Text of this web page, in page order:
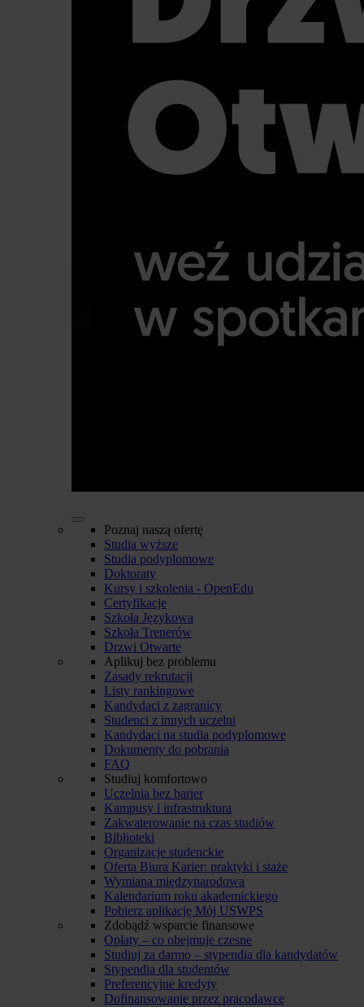
Poznaj naszą ofertę
Studia wyższe
Studia podyplomowe
Doktoraty
Kursy i szkolenia - OpenEdu
Certyfikacje
Szkoła Językowa
Szkoła Trenerów
Drzwi Otwarte
Aplikuj bez problemu
Zasady rekrutacji
Listy rankingowe
Kandydaci z zagranicy
Studenci z innych uczelni
Kandydaci na studia podyplomowe
Dokumenty do pobrania
FAQ
Studiuj komfortowo
Uczelnia bez barier
Kampusy i infrastruktura
Zakwaterowanie na czas studiów
Biblioteki
Organizacje studenckie
Oferta Biura Karier: praktyki i staże
Wymiana międzynarodowa
Kalendarium roku akademickiego
Pobierz aplikację Mój USWPS
Zdobądź wsparcie finansowe
Opłaty – co obejmuje czesne
Studiuj za darmo – stypendia dla kandydatów
Stypendia dla studentów
Preferencyjne kredyty
Dofinansowanie przez pracodawcę